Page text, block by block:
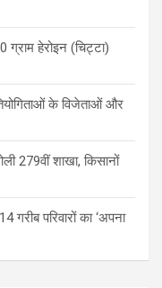
ग्राम हेरोइन (चिट्टा)
के विजेताओं और
279वीं शाखा, किसानों
परिवारों का ‘अपना